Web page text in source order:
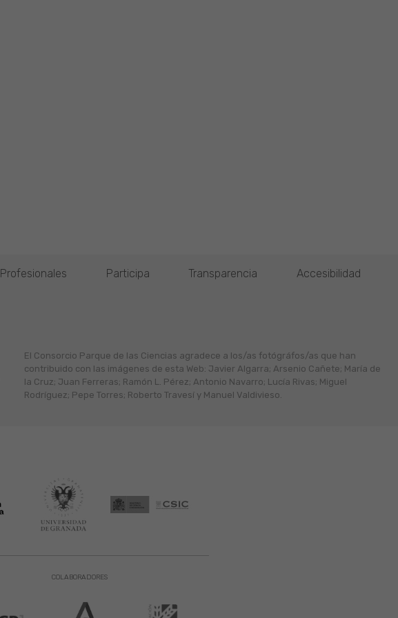
Profesionales Participa Transparencia Accesibilidad
El Consorcio Parque de las Ciencias agradece a los/as fotógráfos/as que han
contribuido con las imágenes de esta Web: Javier Algarra; Arsenio Cañete; María de
la Cruz; Juan Ferreras; Ramón L. Pérez; Antonio Navarro; Lucía Rivas; Miguel
Rodríguez; Pepe Torres; Roberto Travesí y Manuel Valdivieso.
COLABORADORES